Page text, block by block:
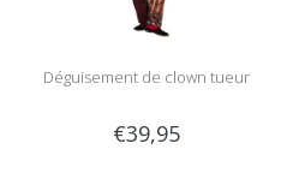
Déguisement de clown tueur
€39,95